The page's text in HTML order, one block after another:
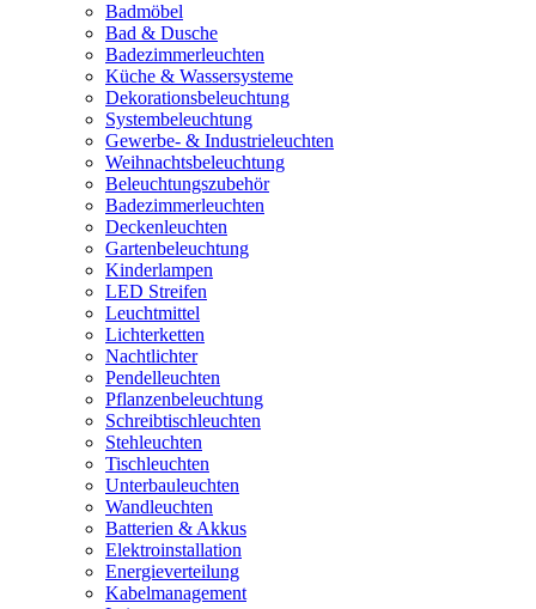
Badmöbel
Bad & Dusche
Badezimmerleuchten
Küche & Wassersysteme
Dekorationsbeleuchtung
Systembeleuchtung
Gewerbe- & Industrieleuchten
Weihnachtsbeleuchtung
Beleuchtungszubehör
Badezimmerleuchten
Deckenleuchten
Gartenbeleuchtung
Kinderlampen
LED Streifen
Leuchtmittel
Lichterketten
Nachtlichter
Pendelleuchten
Pflanzenbeleuchtung
Schreibtischleuchten
Stehleuchten
Tischleuchten
Unterbauleuchten
Wandleuchten
Batterien & Akkus
Elektroinstallation
Energieverteilung
Kabelmanagement